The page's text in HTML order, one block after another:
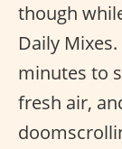
though
Daily
minutes to
fresh air,